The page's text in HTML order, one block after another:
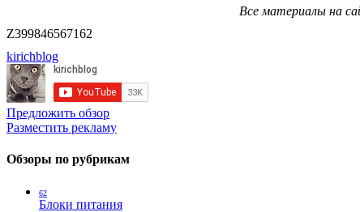
Все материалы на
Z399846567162
kirichblog
Предложить обзор
Разместить рекламу
Обзоры по рубрикам
62
Блоки питания